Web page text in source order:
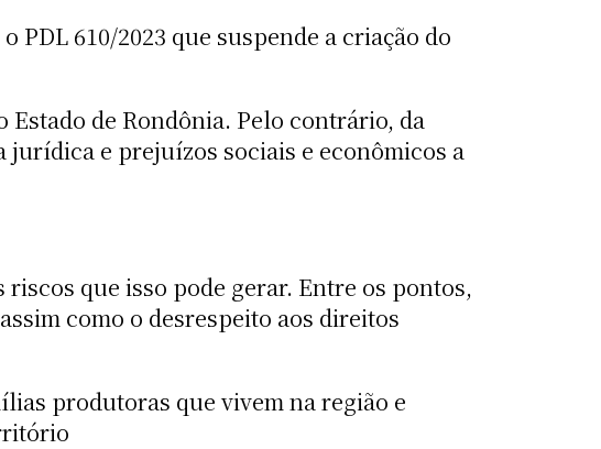
610/2023 que suspende a criação do
Estado de Rondônia. Pelo contrário, da
e prejuízos sociais e econômicos a
que isso pode gerar. Entre os pontos,
como o desrespeito aos direitos
produtoras que vivem na região e